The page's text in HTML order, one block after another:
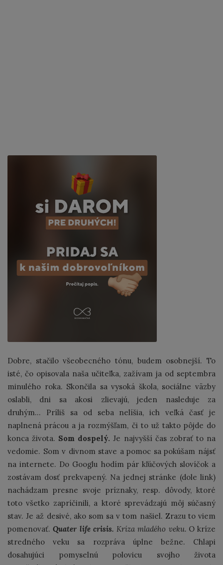
Dobre, stačilo všeobecného tónu, budem osobnejší. To
isté, čo opisovala naša učiteľka, zažívam ja od septembra
minulého roka. Skončila sa vysoká škola, sociálne väzby
oslabli, dni sa akosi zlievajú, jeden nasleduje za
druhým... Príliš sa od seba nelíšia, ich veľká časť je
naplnená prácou a ja rozmýšľam, či to už takto pôjde do
konca života. Som dospelý. Je najvyšší čas zobrať to na
vedomie. Som v divnom stave a pomoc sa pokúšam nájsť
na internete. Do Googlu hodím pár kľúčových slovíčok a
zostávam dosť prekvapený. Na jednej stránke (dole link)
nachádzam presne svoje príznaky, resp. dôvody, ktoré
toto všetko zapríčinili, a ktoré sprevádzajú môj súčasný
stav. Je až desivé, ako som sa v tom našiel. Zrazu to viem
pomenovať.Quater life crisis. Kríza mladého veku. O kríze
stredného veku sa rozpráva úplne bežne. Chlapi
dosahujúci pomyselnú polovicu svojho života